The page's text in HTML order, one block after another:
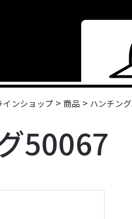
ンショップ > 商品 > ハンチン
50067